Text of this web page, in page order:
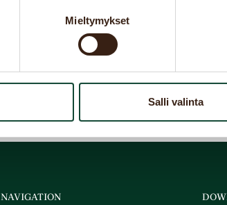
Mieltymykset
Salli valinta
NAVIGATION